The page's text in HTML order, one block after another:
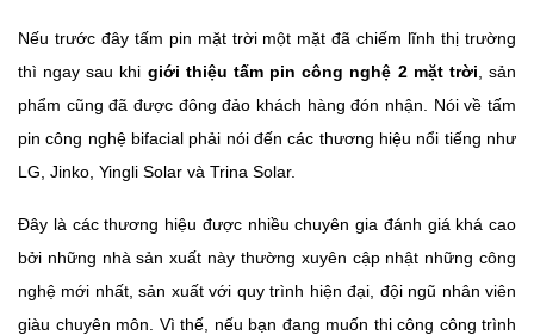
Nếu trước đây tấm pin mặt trời một mặt đã chiếm lĩnh thị trường
thì ngay sau khi giới thiệu tấm pin công nghệ 2 mặt trời , sản
phẩm cũng đã được đông đảo khách hàng đón nhận. Nói về tấm
pin công nghệ bifacial phải nói đến các thương hiệu nổi tiếng như
LG, Jinko, Yingli Solar và Trina Solar.
Đây là các thương hiệu được nhiều chuyên gia đánh giá khá cao
bởi những nhà sản xuất này thường xuyên cập nhật những công
nghệ mới nhất, sản xuất với quy trình hiện đại, đội ngũ nhân viên
giàu chuyên môn. Vì thế, nếu bạn đang muốn thi công công trình